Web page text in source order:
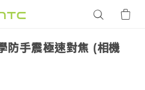
手震極速對焦 (相機